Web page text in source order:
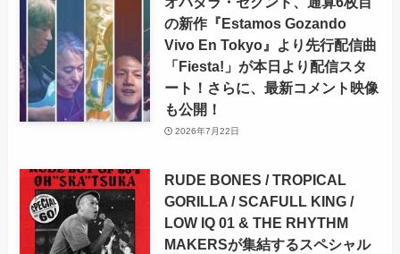
の新作『Estamos Gozando
Vivo En Tokyo』より先行配信曲
「Fiesta!」が本日より配信スタ
ート！さらに、最新コメント映像
も公開！
2026年7月22日
RUDE BONES / TROPICAL
GORILLA / SCAFULL KING /
LOW IQ 01 & THE RHYTHM
MAKERSが集結するスペシャル